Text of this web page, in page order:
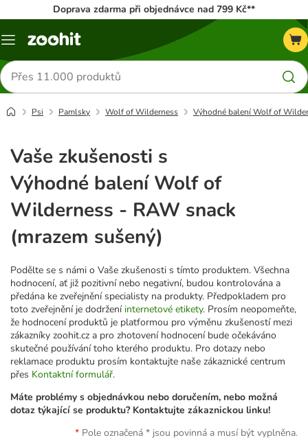
Doprava zdarma při objednávce nad 799 Kč**
Menu
Hledat
produkty
Psi Pamlsky Wolf of Wilderness Výhodné balení Wolf of
Vaše zkušenosti s
Výhodné balení Wolf of
Wilderness - RAW snack
(mrazem sušený)
Podělte se s námi o Vaše zkušenosti s tímto produktem. Všechna
hodnocení, ať již pozitivní nebo negativní, budou kontrolována a
předána ke zveřejnění specialisty na produkty. Předpokladem pro
toto zveřejnění je dodržení internetové etikety. Prosím neopomeňte,
že hodnocení produktů je platformou pro výměnu zkušeností mezi
zákazníky zoohit.cz a pro zhotovení hodnocení bude očekáváno
skutečné používání toho kterého produktu. Pro dotazy nebo
reklamace produktu prosím kontaktujte naše zákaznické centrum
přes Kontaktní formulář.
Máte problémy s objednávkou nebo doručením, nebo možná
dotaz týkající se produktu? Kontaktujte zákaznickou linku!
Pole označená * jsou povinná a musí být vyplněna.